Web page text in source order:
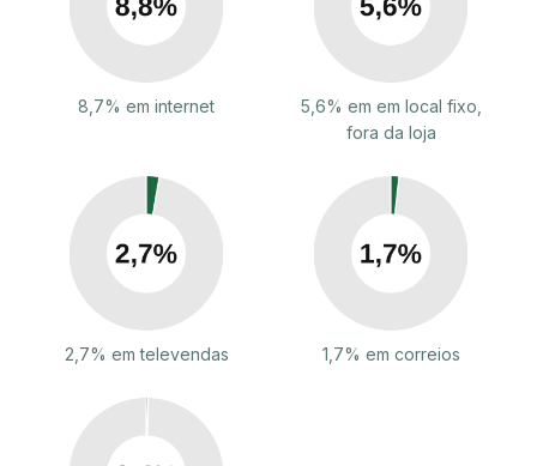
8,7% em internet
5,6% em em local fixo,
fora da loja
2,7% em televendas 1,7% em correios